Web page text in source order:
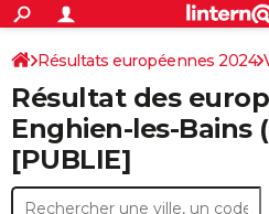
ACTUALITÉS
Politique
Société
Faits Divers
Education
Monde
Villes
+
SPORT
Coupe du monde 2026
Football
Tennis
Cyclisme
Rugby
Forum
CULTURE
Programme TV
TNT
Streaming
Cinéma
Sorties cinéma
Musique
+FINANCE
Retraite
Impôts
Epargne
Immobilier
Risques naturels par ville
Banque
Assurance
CréditAUTO
Résultats européennes 2024
Résultat des
Enghien-les-Bains
[PUBLIE]